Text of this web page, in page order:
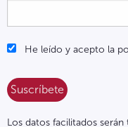
He leído y acepto la
Los datos facilitados